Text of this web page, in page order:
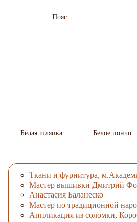
Пояс
Белая шляпка Белое пончо
Ткани и фурнитура,
Мастер вышивки Дмитрий
Анастасия Баланеско
Мастер по традиционной
Аппликация из соломки,